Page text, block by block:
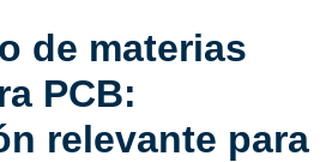
de materias
PCB:
relevante para